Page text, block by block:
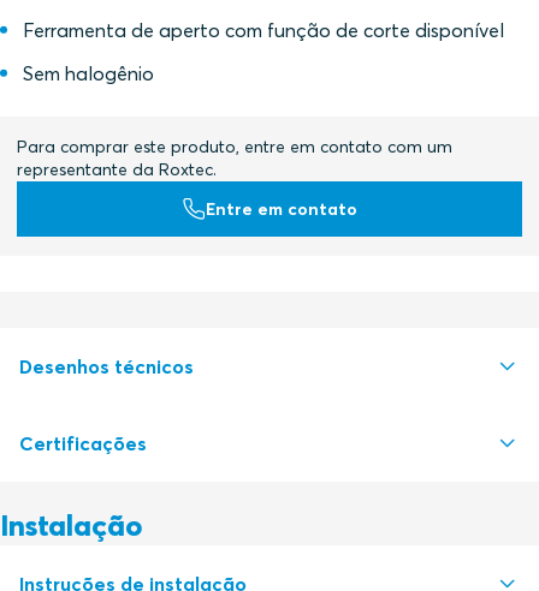
Ferramenta de aperto com função de corte disponível
Sem halogênio
Para comprar este produto, entre em contato com um
representante da Roxtec.
Entre em contato
Desenhos técnicos
S1526141 CABLE STRAP ROLL STRAP AND CLIP
Certificações
Autoridade de certificação
Instalação
Instruções de instalação